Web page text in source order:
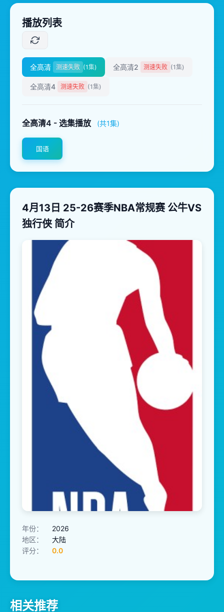
播放列表
全高清 测速失败 (1集) 全高清2 测速失败 (1集)
全高清4 测速失败 (1集)
全高清4 - 选集播放 (共1集)
国语
4月13日 25-26赛季NBA常规赛 公牛VS
独行侠 简介
年份：
2026
地区：
大陆
评分：
0.0
相关推荐